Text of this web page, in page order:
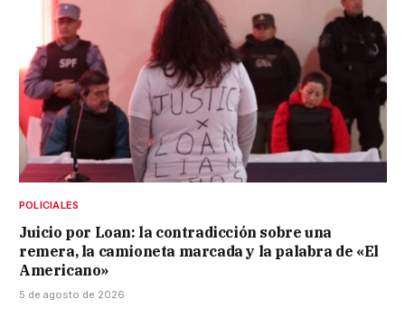
POLICIALES
Juicio por Loan: la contradicción sobre una
remera, la camioneta marcada y la palabra de «El
Americano»
5 de agosto de 2026